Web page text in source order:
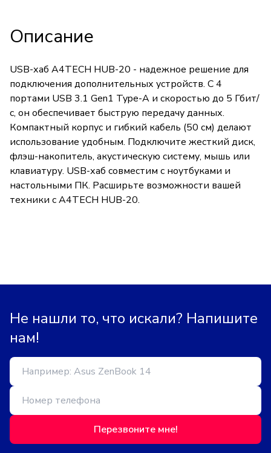
Описание
USB-хаб A4TECH HUB-20 - надежное решение для
подключения дополнительных устройств. С 4
портами USB 3.1 Gen1 Type-A и скоростью до 5 Гбит/
с, он обеспечивает быструю передачу данных.
Компактный корпус и гибкий кабель (50 см) делают
использование удобным. Подключите жесткий диск,
флэш-накопитель, акустическую систему, мышь или
клавиатуру. USB-хаб совместим с ноутбуками и
настольными ПК. Расширьте возможности вашей
техники с A4TECH HUB-20.
Не нашли то, что искали? Напишите
нам!
Перезвоните мне!